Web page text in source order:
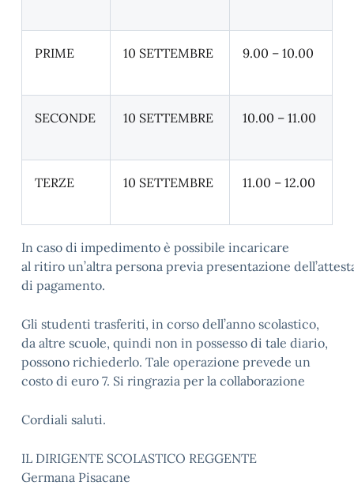
PRIME 10 SETTEMBRE 9.00 – 10.00
SECONDE 10 SETTEMBRE 10.00 – 11.00
TERZE 10 SETTEMBRE 11.00 – 12.00
In caso di impedimento è possibile incaricare
al ritiro un’altra persona previa presentazione
di pagamento.
Gli studenti trasferiti, in corso dell’anno scolastico,
da altre scuole, quindi non in possesso di tale diario,
possono richiederlo. Tale operazione prevede un
costo di euro 7. Si ringrazia per la collaborazione
Cordiali saluti.
IL DIRIGENTE SCOLASTICO REGGENTE
Germana Pisacane